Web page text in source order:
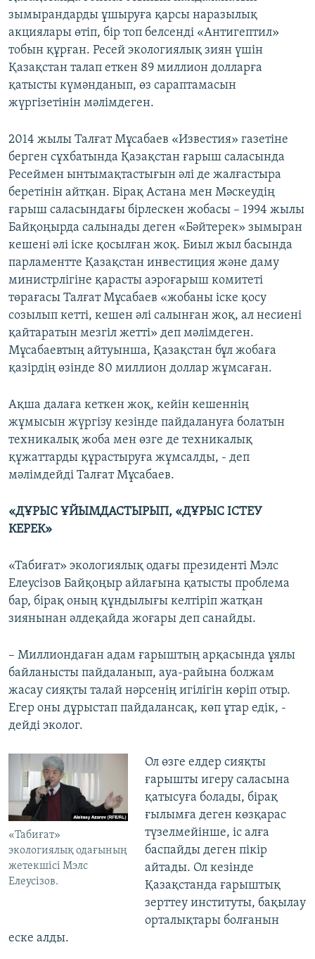
зымырандарды ұшыруға қарсы наразылық
акциялары өтіп, бір топ белсенді «Антигептил»
тобын құрған. Ресей экологиялық зиян үшін
Қазақстан талап еткен 89 миллион долларға
қатысты күмәнданып, өз сараптамасын
жүргізетінін мәлімдеген.
2014 жылы Талғат Мұсабаев «Известия» газетіне
берген сұхбатында Қазақстан ғарыш саласында
Ресеймен ынтымақтастығын әлі де жалғастыра
беретінін айтқан. Бірақ Астана мен Мәскеудің
ғарыш саласындағы бірлескен жобасы – 1994 жылы
Байқоңырда салынады деген «Бәйтерек» зымыран
кешені әлі іске қосылған жоқ. Биыл жыл басында
парламентте Қазақстан инвестиция және даму
министрлігіне қарасты аэроғарыш комитеті
төрағасы Талғат Мұсабаев «жобаны іске қосу
созылып кетті, кешен әлі салынған жоқ, ал несиені
қайтаратын мезгіл жетті» деп мәлімдеген.
Мұсабаевтың айтуынша, Қазақстан бұл жобаға
қазірдің өзінде 80 миллион доллар жұмсаған.
Ақша далаға кеткен жоқ, кейін кешеннің
жұмысын жүргізу кезінде пайдалануға болатын
техникалық жоба мен өзге де техникалық
құжаттарды құрастыруға жұмсалды, - деп
мәлімдейді Талғат Мұсабаев.
«ДҰРЫС ҰЙЫМДАСТЫРЫП, «ДҰРЫС ІСТЕУ
КЕРЕК»
«Табиғат» экологиялық одағы президенті Мэлс
Елеусізов Байқоңыр айлағына қатысты проблема
бар, бірақ оның құндылығы келтіріп жатқан
зиянынан әлдеқайда жоғары деп санайды.
– Миллиондаған адам ғарыштың арқасында ұялы
байланысты пайдаланып, ауа-райына болжам
жасау сияқты талай нәрсенің игілігін көріп отыр.
Егер оны дұрыстап пайдалансақ, көп ұтар едік, -
дейді эколог.
«Табиғат»
экологиялық одағының
жетекшісі Мэлс
Елеусізов.
Ол өзге елдер сияқты
ғарышты игеру саласына
қатысуға болады, бірақ
ғылымға деген көзқарас
түзелмейінше, іс алға
баспайды деген пікір
айтады. Ол кезінде
Қазақстанда ғарыштық
зерттеу институты, бақылау
орталықтары болғанын
еске алды.